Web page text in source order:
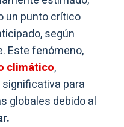
un punto crítico
según
Este fenómeno,
climático,
para
globales debido al